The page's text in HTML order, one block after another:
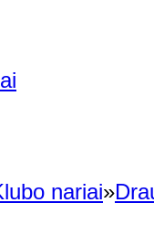
nariai»